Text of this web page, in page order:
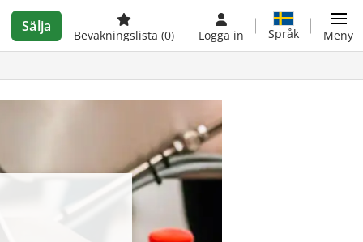
Sälja
Bevakningslista (0) Logga in Språk Meny